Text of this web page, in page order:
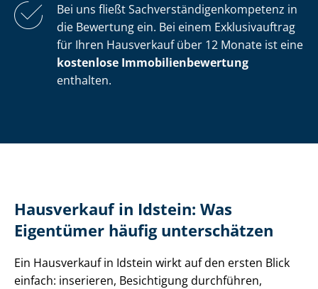
Bei uns fließt Sach­ver­stän­di­gen­kom­pe­tenz in
die Bewertung ein. Bei einem Exklusivauftrag
für Ihren Hausverkauf über 12 Monate ist eine
kostenlose Im­mo­bi­li­en­be­wer­tung
enthalten.
Hausverkauf in Idstein: Was
Eigentümer häufig unterschätzen
Ein Hausverkauf in Idstein wirkt auf den ersten Blick
einfach: inserieren, Besichtigung durchführen,